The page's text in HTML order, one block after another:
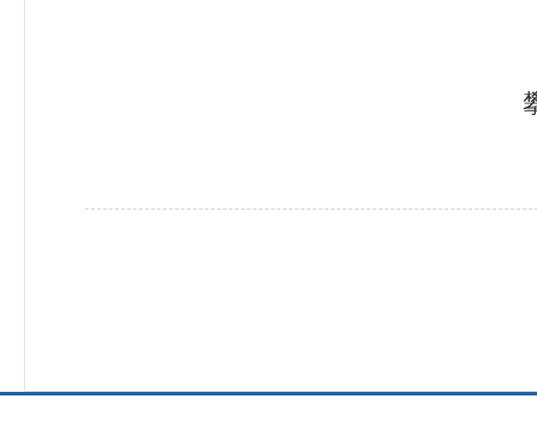
攀枝花市应